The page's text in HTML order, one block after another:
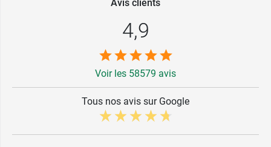
Avis clients
4,9
Voir les 58579 avis
Tous nos avis sur Google